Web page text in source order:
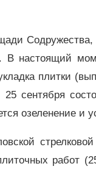
В настоящий
плитки
сентября
озеленение и
работ